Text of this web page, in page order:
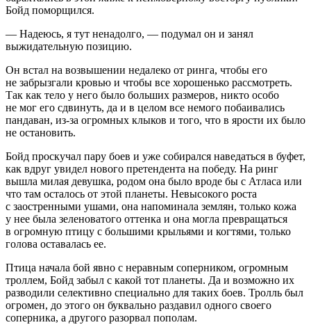
Бойд поморщился.
— Надеюсь, я тут ненадолго, — подумал он и занял
выжидательную позицию.
Он встал на возвышении недалеко от ринга, чтобы его
не забрызгали кровью и чтобы все хорошенько рассмотреть.
Так как тело у него было больших размеров, никто особо
не мог его сдвинуть, да и в целом все немого побаивались
пандаван, из-за огромных клыков и того, что в ярости их было
не остановить.
Бойд проскучал пару боев и уже собирался наведаться в буфет,
как вдруг увидел нового претендента на победу. На ринг
вышла милая девушка, родом она было вроде бы с Атласа или
что там осталось от этой планеты. Невысокого роста
с заостренными ушами, она напоминала землян, только кожа
у нее была зеленоватого оттенка и она могла превращаться
в огромную птицу с большими крыльями и когтями, только
голова оставалась ее.
Птица начала бой явно с неравным соперником, огромным
троллем, Бойд забыл с какой тот планеты. Да и возможно их
разводили селективно специально для таких боев. Тролль был
огромен, до этого он буквально раздавил одного своего
соперника, а другого разорвал пополам.